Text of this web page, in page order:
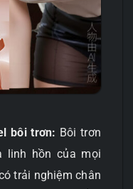
bôi trơn: Bôi trơn
linh hồn của mọi
trải nghiệm chân